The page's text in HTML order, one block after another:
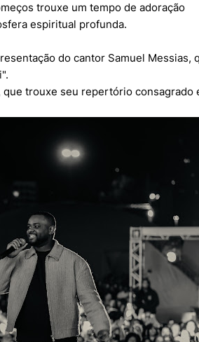
trouxe um tempo de adoração
espiritual profunda.
do cantor Samuel Messias,
trouxe seu repertório consagrado